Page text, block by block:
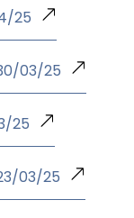
25
03/25
25
03/25